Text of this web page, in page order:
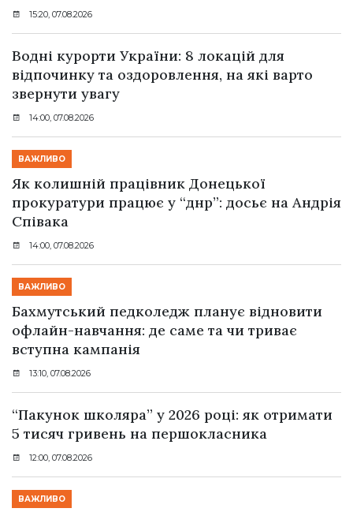
15:20, 07.08.2026
Водні курорти України: 8 локацій для
відпочинку та оздоровлення, на які варто
звернути увагу
14:00, 07.08.2026
ВАЖЛИВО
Як колишній працівник Донецької
прокуратури працює у “днр”: досьє на Андрія
Співака
14:00, 07.08.2026
ВАЖЛИВО
Бахмутський педколедж планує відновити
офлайн-навчання: де саме та чи триває
вступна кампанія
13:10, 07.08.2026
“Пакунок школяра” у 2026 році: як отримати
5 тисяч гривень на першокласника
12:00, 07.08.2026
ВАЖЛИВО